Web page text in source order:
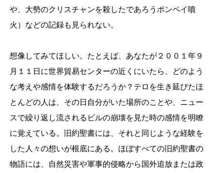
や、大勢のクリスチャンを殺したであろうポンペイ噴
火）などの記録も見られない。
想像してみてほしい。たとえば、あなたが２００１年９
月１１日に世界貿易センターの近くにいたら、どのよう
な考えや感情を体験するだろうか？テロを生き延びたほ
とんどの人は、その日自分がいた場所のことや、ニュー
スで繰り返し流されるビルの崩壊を見た時の感情を明瞭
に覚えている。旧約聖書には、それと同じような経験を
した人々の想いが根底にある。ほぼすべての旧約聖書の
物語には、自然災害や軍事的侵略から国外追放または政